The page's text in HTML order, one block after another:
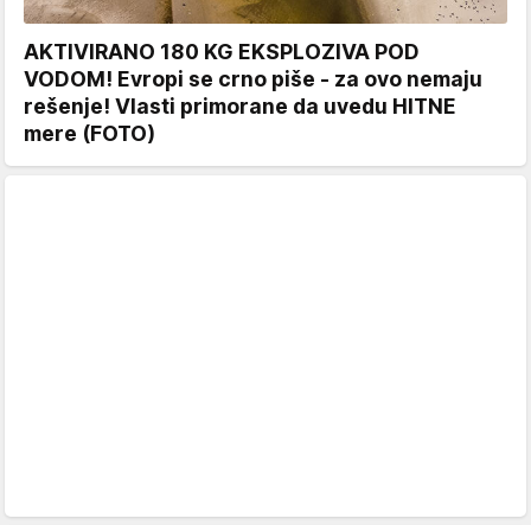
AKTIVIRANO 180 KG EKSPLOZIVA POD
VODOM! Evropi se crno piše - za ovo nemaju
rešenje! Vlasti primorane da uvedu HITNE
mere (FOTO)